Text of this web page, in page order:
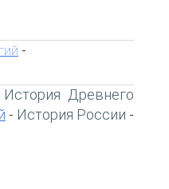
-
История Древнего
- История России -